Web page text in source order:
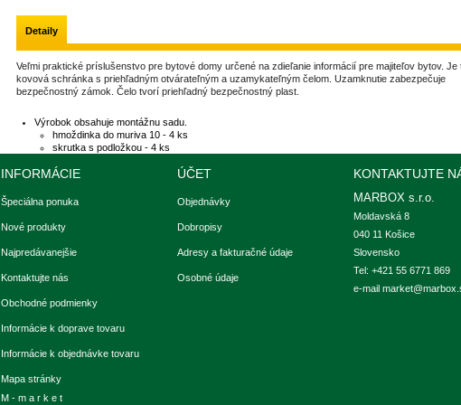
Detaily
Veľmi praktické príslušenstvo pre bytové domy určené na zdieľanie informácií pre majiteľov bytov. Je
kovová schránka s priehľadným otvárateľným a uzamykateľným čelom. Uzamknutie zabezpečuje
bezpečnostný zámok. Čelo tvorí priehľadný bezpečnostný plast.
Výrobok obsahuje montážnu sadu.
hmoždinka do muriva 10 - 4 ks
skrutka s podložkou - 4 ks
INFORMÁCIE
Špeciálna ponuka
Nové produkty
Najpredávanejšie
Kontaktujte nás
Obchodné podmienky
Informácie k doprave tovaru
Informácie k objednávke tovaru
Mapa stránky
M - m a r k e t
ÚČET
Objednávky
Dobropisy
Adresy a fakturačné údaje
Osobné údaje
KONTAKTUJTE
MARBOX s.r.o.
Moldavská 8
040 11 Košice
Slovensko
Tel: +421 55 6771 869
e-mail